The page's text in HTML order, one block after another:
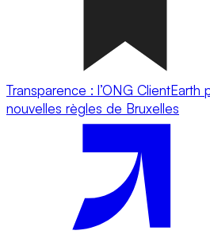
Transparence : l’ONG
nouvelles règles de Bruxelles